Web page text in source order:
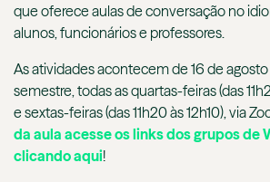
que oferece aulas de conversação no
alunos, funcionários e professores.
As atividades acontecem de 16 de
semestre, todas as quartas-feiras (das
e sextas-feiras (das 11h20 às 12h10), via
da aula acesse os links dos grupos de
clicando aqui!